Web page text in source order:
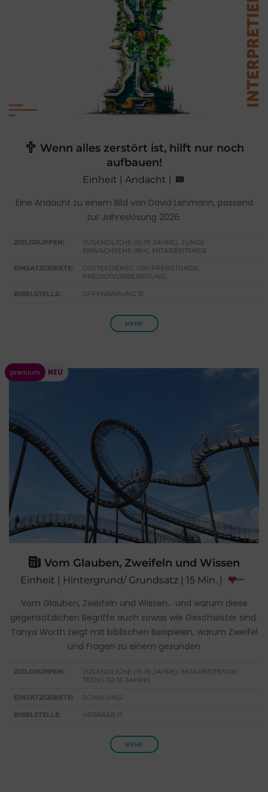
Wenn alles zerstört ist, hilft nur noch
aufbauen!
Einheit | Andacht |
Eine Andacht zu einem Bild von David Lehmann, passend
zur Jahreslosung 2026.
ZIELGRUPPEN:
JUGENDLICHE (15-19 JAHRE), JUNGE
ERWACHSENE (18+), MITARBEITENDE
EINSATZGEBIETE:
GOTTESDIENST, GRUPPENSTUNDE,
PREDIGTVORBEREITUNG
BIBELSTELLE: OFFENBARUNG 21
MEHR
Vom Glauben, Zweifeln und Wissen
Einheit | Hintergrund/ Grundsatz | 15 Min. |
Vom Glauben, Zweifeln und Wissen… und warum diese
gegensätzlichen Begriffe auch sowas wie Geschwister sind.
Tanya Worth zeigt mit biblischen Beispielen, warum Zweifel
und Fragen zu einem gesunden
ZIELGRUPPEN:
JUGENDLICHE (15-19 JAHRE), MITARBEITENDE,
TEENS (12-16 JAHRE)
EINSATZGEBIETE: SCHULUNG
BIBELSTELLE: HEBRÄER 11
MEHR